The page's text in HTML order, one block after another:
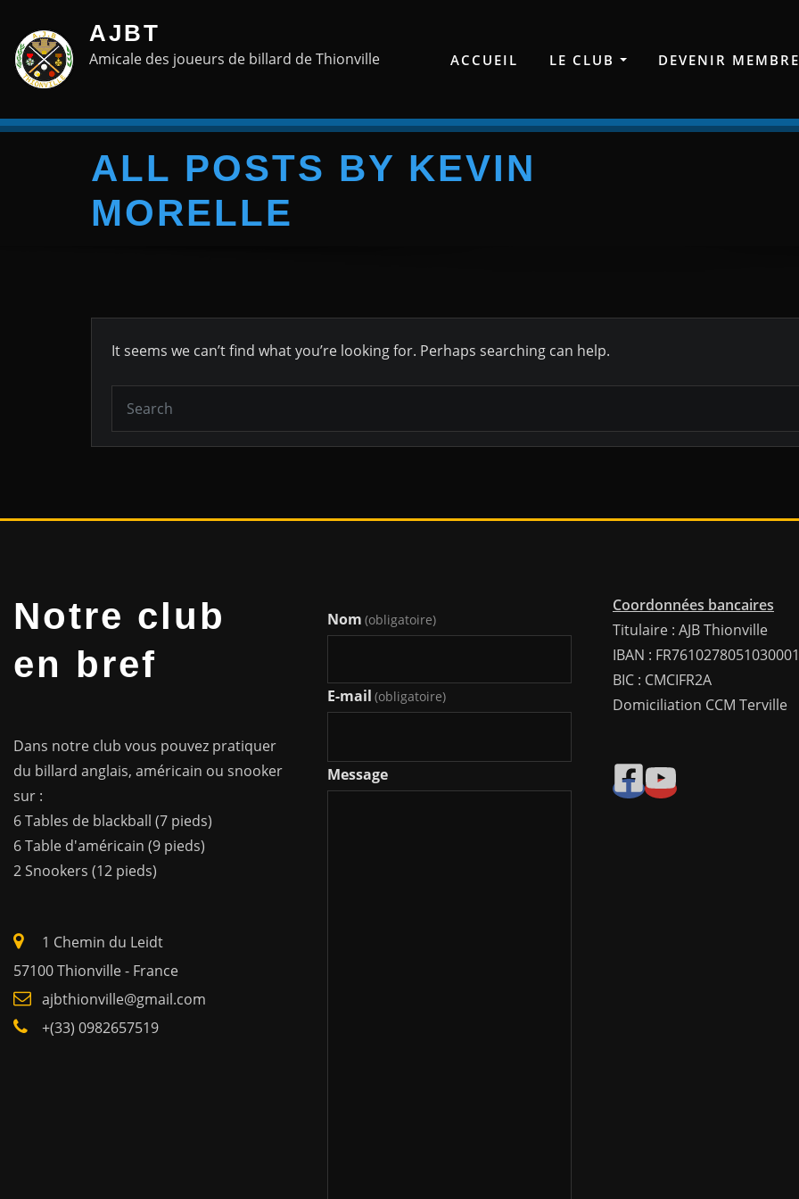
content
AJBT
Amicale des joueurs de billard de Thionville ACCUEIL LE CLUB DEVENIR MEMBRE
ALL POSTS BY KEVIN
MORELLE
It seems we can’t find what you’re looking for. Perhaps searching can help.
Notre club
en bref
Dans notre club vous pouvez pratiquer
du billard anglais, américain ou snooker
sur :
6 Tables de blackball (7 pieds)
6 Table d'américain (9 pieds)
2 Snookers (12 pieds)
1 Chemin du Leidt
57100 Thionville - France
ajbthionville@gmail.com
+(33) 0982657519
Nom (obligatoire)
E-mail (obligatoire)
Message
Coordonnées bancaires
Titulaire : AJB Thionville
IBAN :
BIC : CMCIFR2A
Domiciliation CCM Terville